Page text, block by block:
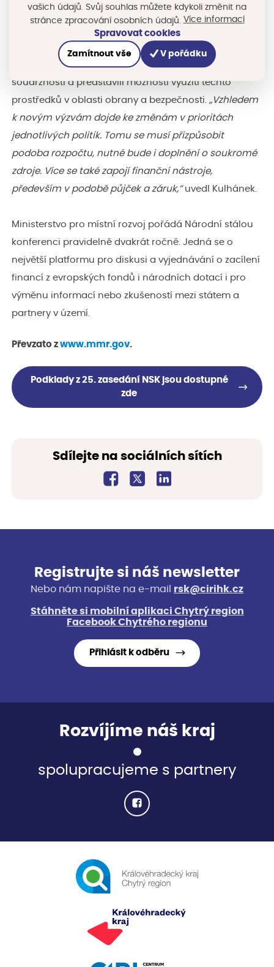
Zástupci Ministerstva pro místní rozvoj představili
aktuální stav čerpání v současném programovém
období EU 2021–2027. Shrnuli celkové přínosy politiky
soudržnosti a představili možnosti využití těchto
prostředků v oblasti obrany a bezpečnosti. „Vzhledem
k novým výzvám dojde ke změnám v prioritách
jednotlivých politik. Tomu se musí přizpůsobit
podoba rozpočtu, nutné bude i doplnění o soukromé
zdroje. Více se také zapojí finanční nástroje,
především v podobě půjček a záruk,“ uvedl Kulhánek.
Ministerstvo pro místní rozvoj pořádá Národní stálou
konferenci pravidelně dvakrát ročně. Jedná se o
největší platformu pro diskusi a vyjednávání o zacílení
financí z evropských fondů i národních dotací i pro
výměnu informací nebo zkušeností mezi státem a
partnery v území.
Převzato z www.mmr.gov.
Podklady z 25. zasedání NSK jsou dostupné
zde
Sdílejte na sociálních sítích
Registrujte si náš newsletter
Nebo nám napište na e-mail rsk@cirihk.cz
Stáhněte si mobilní aplikaci Chytrý region
Facebook Chytrého regionu
Přihlásit k odběru
Rozvíjíme náš kraj
spolupracujeme s partnery
vašich údajů. Svůj souhlas můžete kdykoli změnit na
stránce zpracování osobních údajů. Více informací
Spravovat cookies
Zamítnout vše V pořádku